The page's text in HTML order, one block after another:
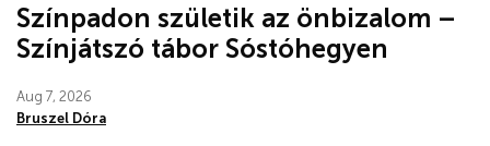
Színpadon születik az önbizalom –
Színjátszó tábor Sóstóhegyen
Aug 7, 2026
Bruszel Dóra